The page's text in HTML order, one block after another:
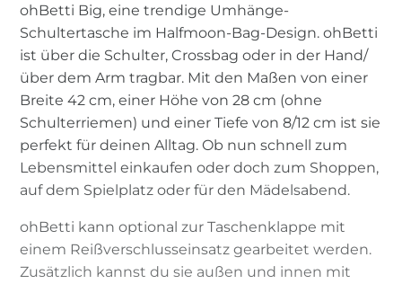
ohBetti Big, eine trendige Umhänge-
Schultertasche im Halfmoon-Bag-Design. ohBetti
ist über die Schulter, Crossbag oder in der Hand/
über dem Arm tragbar. Mit den Maßen von einer
Breite 42 cm, einer Höhe von 28 cm (ohne
Schulterriemen) und einer Tiefe von 8/12 cm ist sie
perfekt für deinen Alltag. Ob nun schnell zum
Lebensmittel einkaufen oder doch zum Shoppen,
auf dem Spielplatz oder für den Mädelsabend.
ohBetti kann optional zur Taschenklappe mit
einem Reißverschlusseinsatz gearbeitet werden.
Zusätzlich kannst du sie außen und innen mit